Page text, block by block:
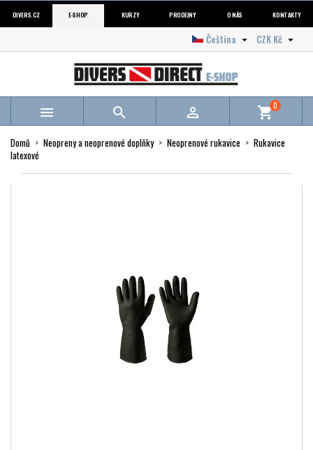
DIVERS.CZ E-SHOP KURZY PRODEJNY O NÁS KONTAKTY
CZK Kč 
Čeština 
   shopping_cart0
Domů Neopreny a neoprenové doplňky Neoprenové rukavice
Rukavice
latexové